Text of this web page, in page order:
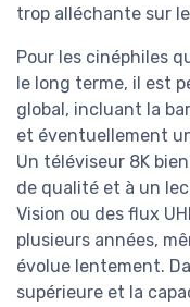
trop alléchante sur
Pour les cinéphiles
le long terme, il est
global, incluant la
et éventuellement
Un téléviseur 8K
de qualité et à un
Vision ou des flux
plusieurs années,
évolue lentement.
supérieure et la